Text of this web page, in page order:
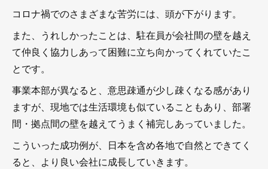
コロナ禍でのさまざまな苦労には、頭が下がります。
また、うれしかったことは、駐在員が会社間の壁を越え
て仲良く協力しあって困難に立ち向かってくれていたこ
とです。
事業本部が異なると、意思疎通が少し疎くなる感があり
ますが、現地では生活環境も似ていることもあり、部署
間・拠点間の壁を越えてうまく補完しあっていました。
こういった成功例が、日本を含め各地で自然とできてく
ると、より良い会社に成長していきます。